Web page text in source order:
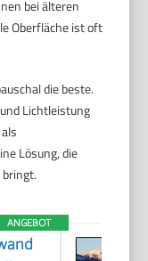
bei älteren
Oberfläche ist oft
die beste.
Lichtleistung
Lösung, die
ANGEBOT